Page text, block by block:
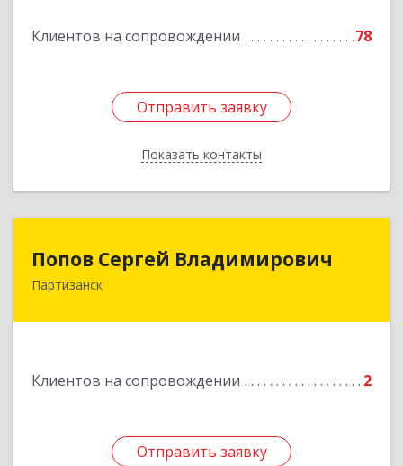
Клиентов на сопровождении 78
Отправить заявку
Показать контакты
Отправить заявку
Назад
Попов Сергей Владимирович
Партизанск
Клиентов на сопровождении 2
Отправить заявку
Попов Сергей Владимирович
692922, Приморский край, г. Находка, ул.
Отправить заявку